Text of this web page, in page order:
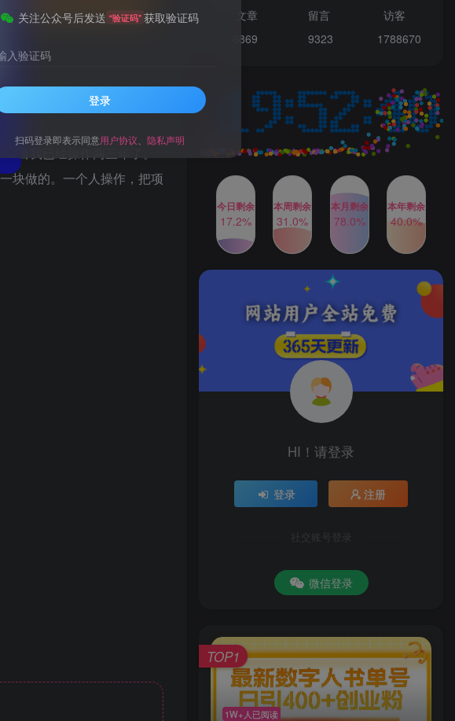
目我已经操作两三年了。
块做的。一个人操作，把项
多多视频撸收益最新玩法，
高收益技术，单日变现
2000+，附赠全套技术资料
1W+人已阅读
男粉，收益轻松突破四位
数，操作简单 上手难度低
2年前 1W+人已阅读
TOP3
2024年最新玩法转转无货源
电商，新手小白 简单操作，
2年前 1W+人已阅读
TOP4
发行人计划蛋仔派对全新玩
法，一天3000＋，蓝海暴力
变现2年前
公众号S粉新玩法，简单操
作、多重变现，每日收益1k
2年前
文章 留言 访客
6869 9323 1788670
今日剩余
17.2%
本周剩余
31.0%
本月剩余
78.0%
本年剩余
40.0%
HI！请登录
登录 注册
社交账号登录
微信登录
1W+人已阅读
TOP1
关注公众号后发送 “验证码” 获取验证码
入验证码
登录
扫码登录即表示同意用户协议 隐私声明